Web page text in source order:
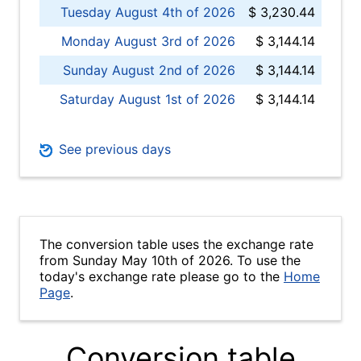
Tuesday August 4th of 2026
$ 3,230.44
Monday August 3rd of 2026
$ 3,144.14
Sunday August 2nd of 2026
$ 3,144.14
Saturday August 1st of 2026
$ 3,144.14
See previous days
The conversion table uses the exchange rate
from Sunday May 10th of 2026. To use the
today's exchange rate please go to the Home
Page.